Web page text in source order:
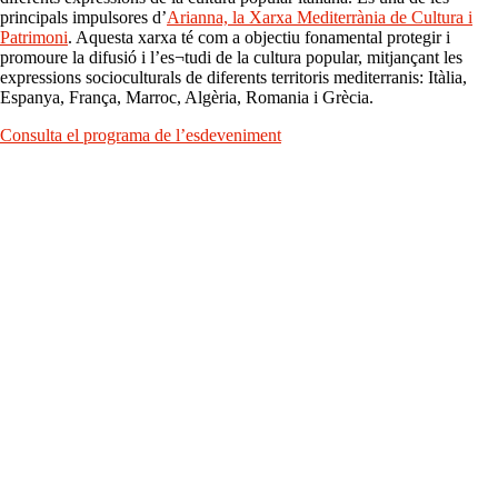
principals impulsores d’Arianna, la Xarxa Mediterrània de Cultura i
Patrimoni. Aquesta xarxa té com a objectiu fonamental protegir i
promoure la difusió i l’es¬tudi de la cultura popular, mitjançant les
expressions socioculturals de diferents territoris mediterranis: Itàlia,
Espanya, França, Marroc, Algèria, Romania i Grècia.
Consulta el programa de l’esdeveniment